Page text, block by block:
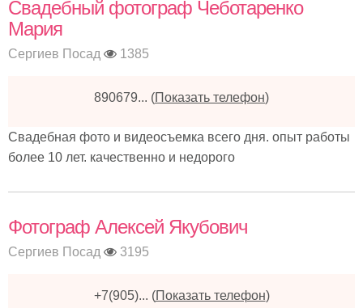
Свадебный фотограф Чеботаренко
Мария
Сергиев Посад 1385
890679... (Показать телефон)
Свадебная фото и видеосъемка всего дня. опыт работы
более 10 лет. качественно и недорого
Фотограф Алексей Якубович
Сергиев Посад 3195
+7(905)... (Показать телефон)